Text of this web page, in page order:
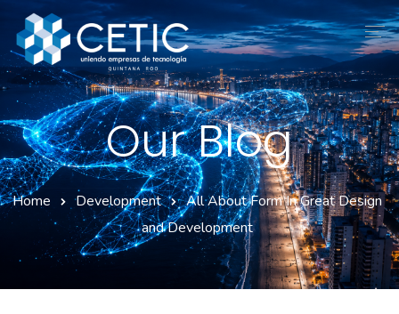
Inicio
Nosotros
Servicios
Afiliados
Convenciones
Our Blog
Home Development
All About Form In Great Design
and Development